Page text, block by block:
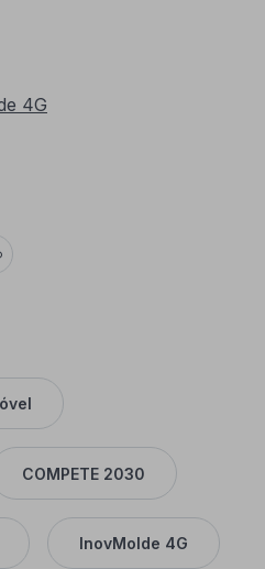
4G
COMPETE 2030
InovMolde 4G